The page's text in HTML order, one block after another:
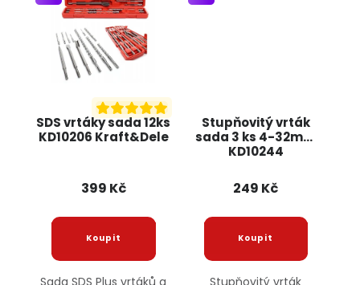
SDS vrtáky sada 12ks
KD10206 Kraft&Dele
399 Kč
Sada SDS Plus vrtáků a
Stupňovitý vrták
sada 3 ks 4-32mm
KD10244
249 Kč
Stupňovitý vrták